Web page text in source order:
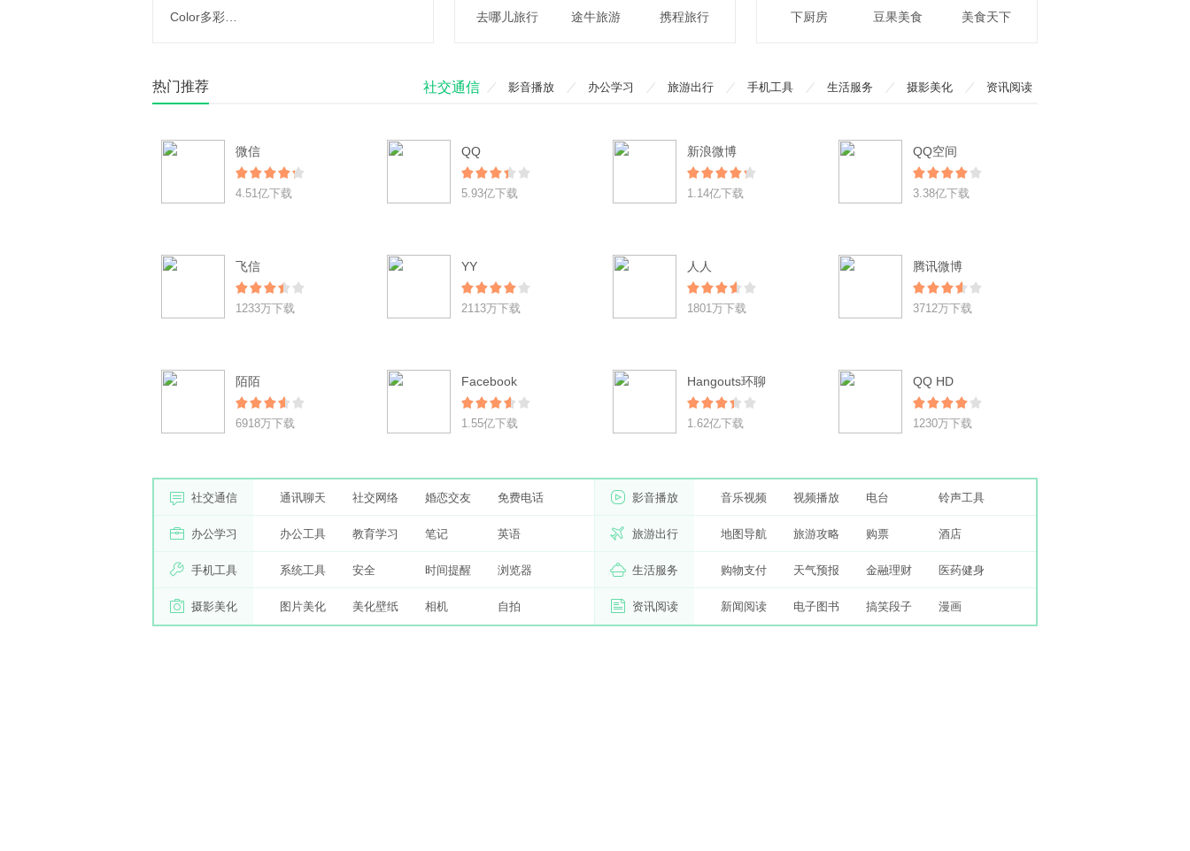
去哪儿旅行 途牛旅游 携程旅行 下厨房 豆果美食 美食天下
热门推荐 社交通信 影音播放 办公学习 旅游出行 手机工具 生活服务 摄影美化 资讯阅读
微信
4.51亿下载
QQ
5.93亿下载
新浪微博
1.14亿下载
QQ空间
3.38亿下载
飞信
1233万下载
YY
2113万下载
人人
1801万下载
腾讯微博
3712万下载
陌陌
6918万下载
Facebook
1.55亿下载
Hangouts环聊
1.62亿下载
QQ HD
1230万下载
社交通信 通讯聊天 社交网络 婚恋交友 免费电话 影音播放 音乐视频 视频播放 电台 铃声工具
办公学习 办公工具 教育学习 笔记 英语 旅游出行 地图导航 旅游攻略 购票 酒店
手机工具 系统工具 安全 时间提醒 浏览器 生活服务 购物支付 天气预报 金融理财 医药健身
摄影美化 图片美化 美化壁纸 相机 自拍 资讯阅读 新闻阅读 电子图书 搞笑段子 漫画